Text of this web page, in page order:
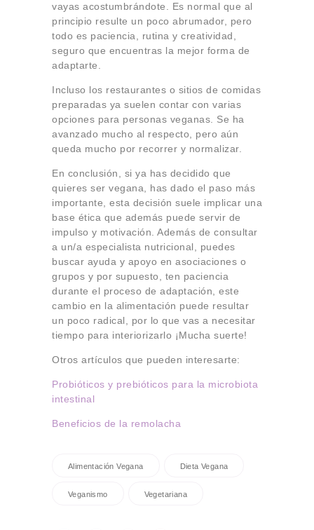
vayas acostumbrándote. Es normal que al
principio resulte un poco abrumador, pero
todo es paciencia, rutina y creatividad,
seguro que encuentras la mejor forma de
adaptarte.
Incluso los restaurantes o sitios de comidas
preparadas ya suelen contar con varias
opciones para personas veganas. Se ha
avanzado mucho al respecto, pero aún
queda mucho por recorrer y normalizar.
En conclusión, si ya has decidido que
quieres ser vegana, has dado el paso más
importante, esta decisión suele implicar una
base ética que además puede servir de
impulso y motivación. Además de consultar
a un/a especialista nutricional, puedes
buscar ayuda y apoyo en asociaciones o
grupos y por supuesto, ten paciencia
durante el proceso de adaptación, este
cambio en la alimentación puede resultar
un poco radical, por lo que vas a necesitar
tiempo para interiorizarlo ¡Mucha suerte!
Otros artículos que pueden interesarte:
Probióticos y prebióticos para la microbiota
intestinal
Beneficios de la remolacha
Alimentación Vegana Dieta Vegana
Veganismo Vegetariana